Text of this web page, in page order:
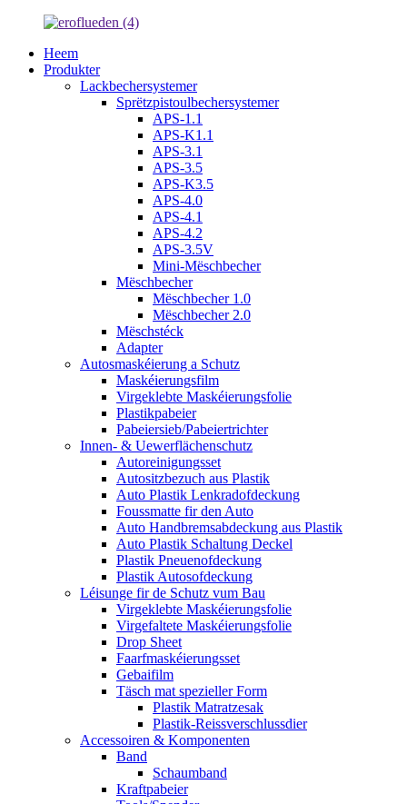
Heem
Produkter
Lackbechersystemer
Sprëtzpistoulbechersystemer
APS-1.1
APS-K1.1
APS-3.1
APS-3.5
APS-K3.5
APS-4.0
APS-4.1
APS-4.2
APS-3.5V
Mini-Mëschbecher
Mëschbecher
Mëschbecher 1.0
Mëschbecher 2.0
Mëschstéck
Adapter
Autosmaskéierung a Schutz
Maskéierungsfilm
Virgeklebte Maskéierungsfolie
Plastikpabeier
Pabeiersieb/Pabeiertrichter
Innen- & Uewerflächenschutz
Autoreinigungsset
Autositzbezuch aus Plastik
Auto Plastik Lenkradofdeckung
Foussmatte fir den Auto
Auto Handbremsabdeckung aus Plastik
Auto Plastik Schaltung Deckel
Plastik Pneuenofdeckung
Plastik Autosofdeckung
Léisunge fir de Schutz vum Bau
Virgeklebte Maskéierungsfolie
Virgefaltete Maskéierungsfolie
Drop Sheet
Faarfmaskéierungsset
Gebaifilm
Täsch mat spezieller Form
Plastik Matratzesak
Plastik-Reissverschlussdier
Accessoiren & Komponenten
Band
Schaumband
Kraftpabeier